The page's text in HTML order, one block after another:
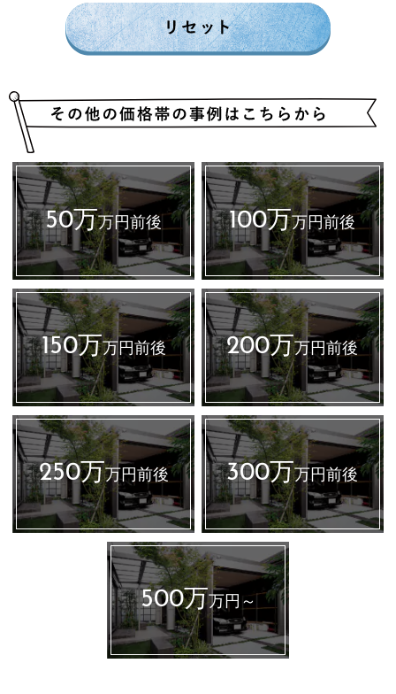
50万万円前後 100万万円前後
150万万円前後 200万万円前後
250万万円前後 300万万円前後
500万万円～